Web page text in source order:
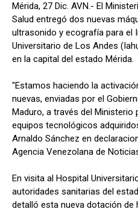
Mérida, 27 Dic. AVN.- El
Salud entregó dos nuevas
ultrasonido y ecografía para el
Universitario de Los Andes
en la capital del estado Mérida.
"Estamos haciendo la
nuevas, enviadas por el
Maduro, a través del Ministerio
equipos tecnológicos
Arnaldo Sánchez en
Agencia Venezolana de
En visita al Hospital
autoridades sanitarias del
detalló esta nueva dotación